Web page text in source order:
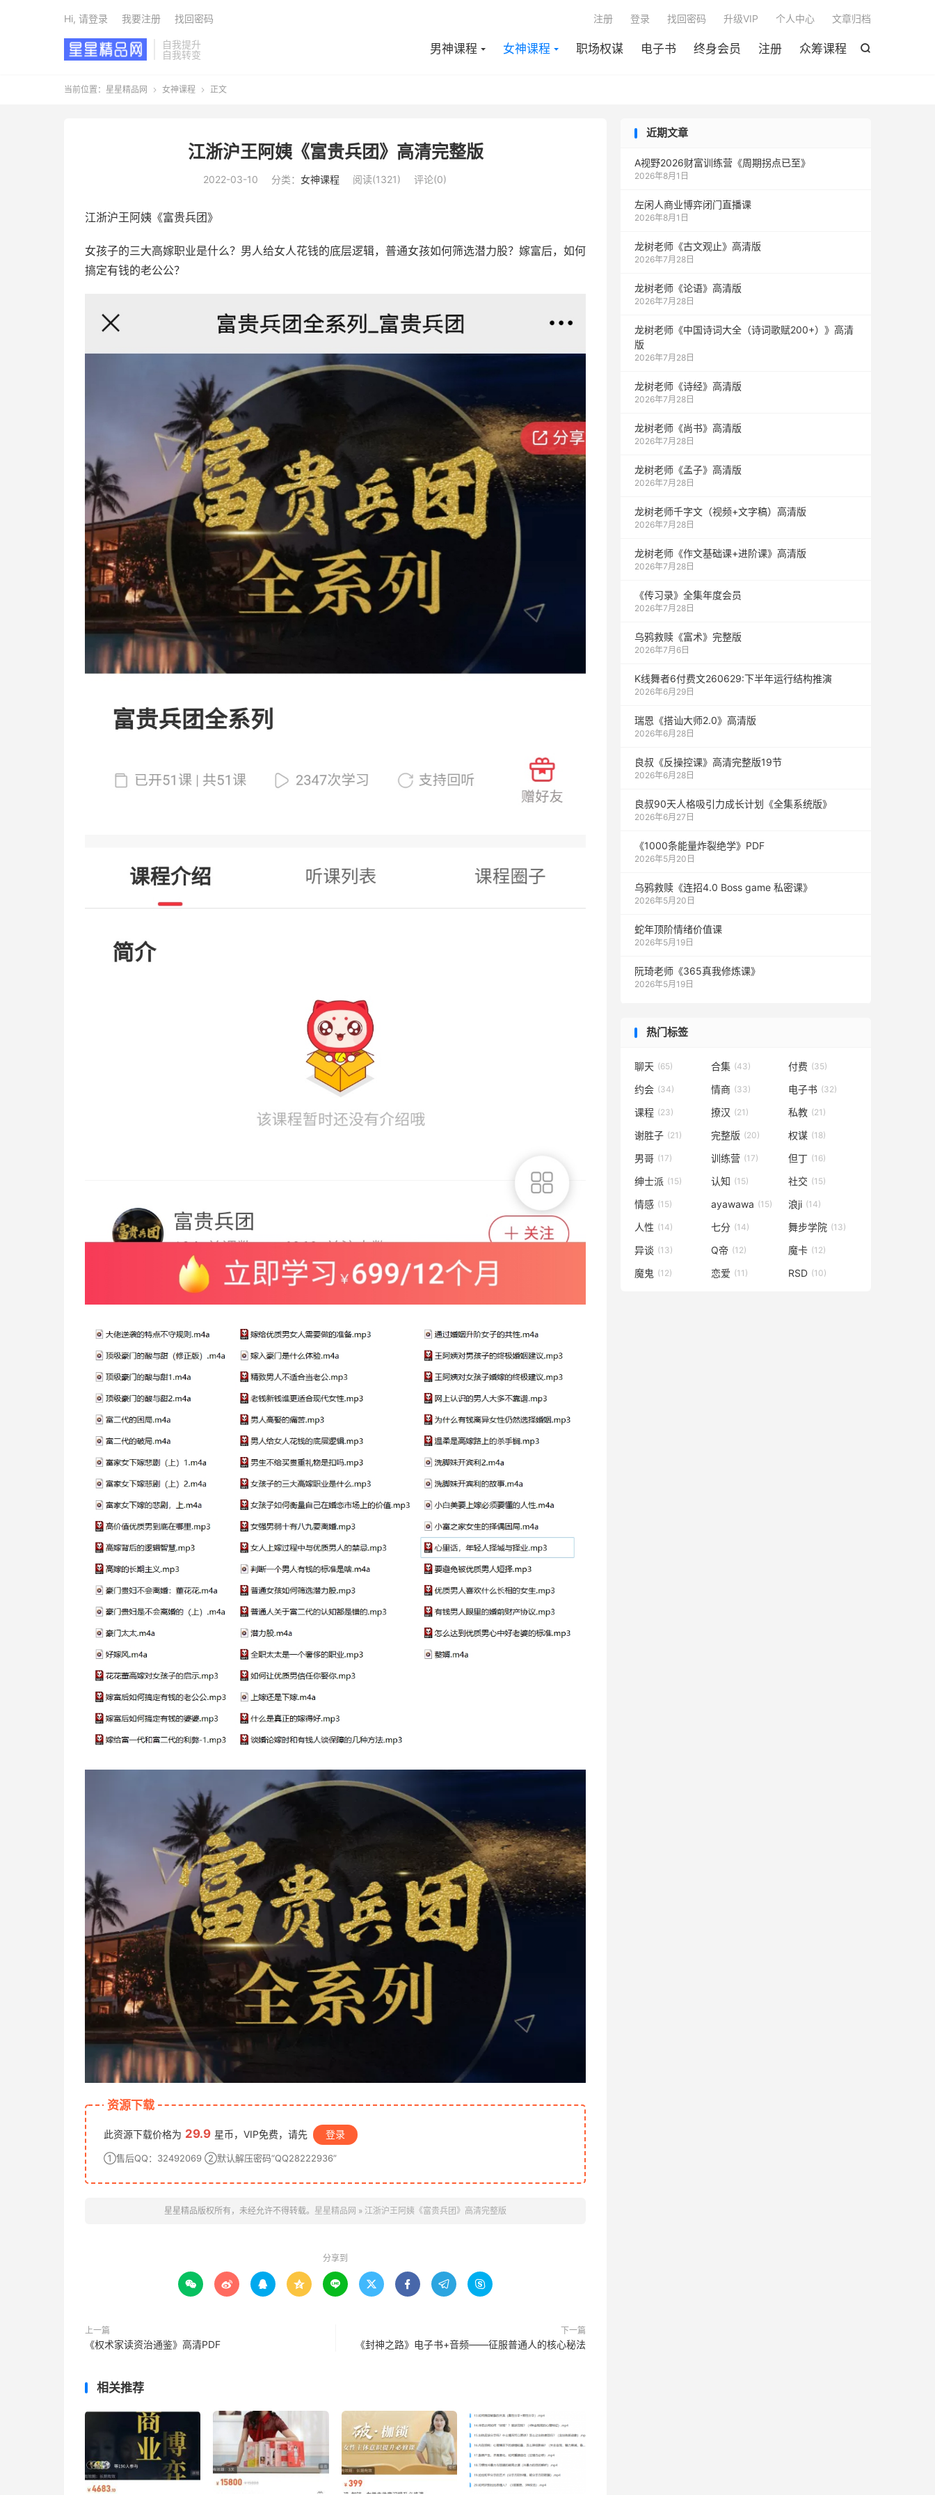
自我提升
自我转变

男神课程 女神课程 职场权谋 电子书 终身会员 注册 众筹课程
注册 登录 找回密码 升级VIP 个人中心 文章归档
Hi, 请登录 我要注册 找回密码
当前位置： 星星精品网  女神课程  正文
江浙沪王阿姨《富贵兵团》高清完整版
2022-03-10 分类： 女神课程 阅读(1321) 评论(0)
江浙沪王阿姨《富贵兵团》
女孩子的三大高嫁职业是什么？男人给女人花钱的底层逻辑，普通女孩如何筛选潜力股？嫁富后，如何
搞定有钱的老公公？
资源下载
此资源下载价格为 29.9 星币，VIP免费，请先 登录
①售后QQ：32492069 ②默认解压密码“QQ28222936”
星星精品版权所有，未经允许不得转载。 星星精品网 » 江浙沪王阿姨《富贵兵团》高清完整版
分享到
        
上一篇
《权‮家术‬读‮治资‬通鉴》高清PDF
下一篇
《‮神封‬之路》电子书+音频——征服‮通普‬人的核心秘法
相关推荐
近期文章
A视野2026财富训练营《周期拐点已至》
2026年8月1日
左闲人商业博弈闭门直播课
2026年8月1日
龙树老师《古文观止》高清版
2026年7月28日
龙树老师《论语》高清版
2026年7月28日
龙树老师《中国诗词大全（诗词歌赋200+）》高清
版
2026年7月28日
龙树老师《诗经》高清版
2026年7月28日
龙树老师《尚书》高清版
2026年7月28日
龙树老师《孟子》高清版
2026年7月28日
龙树老师千字文（视频+文字稿）高清版
2026年7月28日
龙树老师《作文基础课+进阶课》高清版
2026年7月28日
《传习录》全集年度会员
2026年7月28日
乌鸦救赎《富术》完整版
2026年7月6日
K线舞者6付费文260629:下半年运行结构推演
2026年6月29日
瑞恩《搭讪大师2.0》高清版
2026年6月28日
良叔《反操控课》高清完整版19节
2026年6月28日
良叔90天人格吸引力成长计划《全集系统版》
2026年6月27日
《1000‮能条‬‎量‮裂炸‬‎绝学》PDF
2026年5月20日
乌鸦救赎《连招4.0 Boss game 私密课》
2026年5月20日
蛇年顶阶情绪价值课
2026年5月19日
阮琦老师《365真我修炼课》
2026年5月19日
热门标签
聊天 (65) 合集 (43) 付费 (35)
约会 (34) 情商 (33) 电子书 (32)
课程 (23) 撩汉 (21) 私教 (21)
谢胜子 (21) 完整版 (20) 权谋 (18)
男哥 (17) 训练营 (17) 但丁 (16)
绅士派 (15) 认知 (15) 社交 (15)
情感 (15) ayawawa (15) 浪ji (14)
人性 (14) 七分 (14) 舞步学院 (13)
异谈 (13) Q帝 (12) 魔卡 (12)
魔鬼 (12) 恋爱 (11) RSD (10)